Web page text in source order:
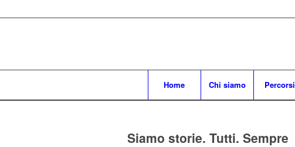
Home Chi siamo Percorsi
Siamo storie. Tutti. Sempre